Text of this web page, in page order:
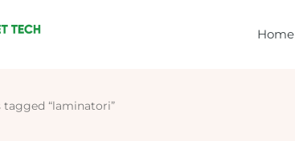
Home
“laminatori”